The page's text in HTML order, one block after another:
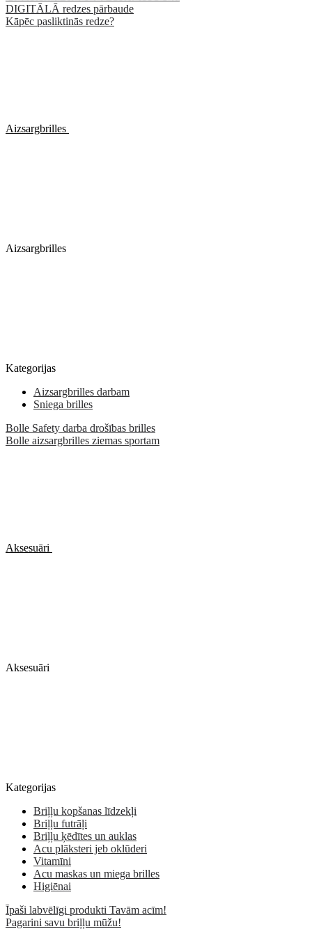
DIGITĀLĀ redzes pārbaude
Kāpēc pasliktinās redze?
Aizsargbrilles
Aizsargbrilles
Kategorijas
Aizsargbrilles darbam
Sniega brilles
Bolle Safety darba drošības brilles
Bolle aizsargbrilles ziemas sportam
Aksesuāri
Aksesuāri
Kategorijas
Briļļu kopšanas līdzekļi
Briļļu futrāļi
Briļļu ķēdītes un auklas
Acu plāksteri jeb oklūderi
Vitamīni
Acu maskas un miega brilles
Higiēnai
Īpaši labvēlīgi produkti Tavām acīm!
Pagarini savu briļļu mūžu!